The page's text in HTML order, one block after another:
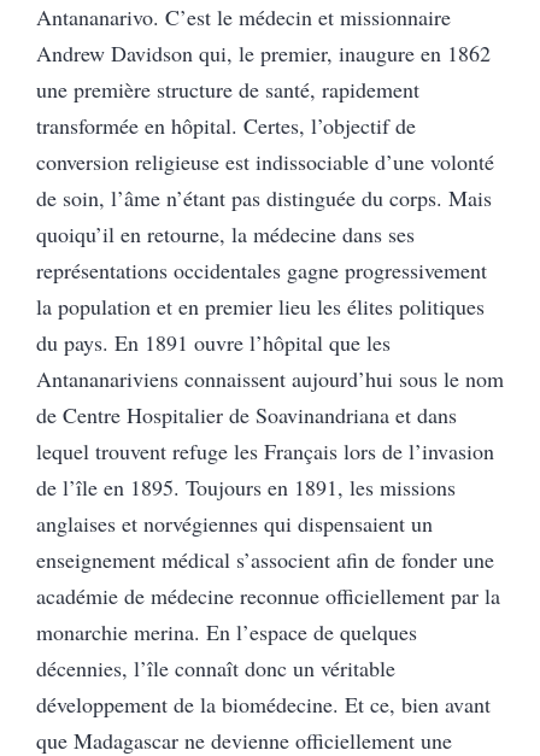
Antananarivo. C’est le médecin et missionnaire
Andrew Davidson qui, le premier, inaugure en 1862
une première structure de santé, rapidement
transformée en hôpital. Certes, l’objectif de
conversion religieuse est indissociable d’une volonté
de soin, l’âme n’étant pas distinguée du corps. Mais
quoiqu’il en retourne, la médecine dans ses
représentations occidentales gagne progressivement
la population et en premier lieu les élites politiques
du pays. En 1891 ouvre l’hôpital que les
Antananariviens connaissent aujourd’hui sous le nom
de Centre Hospitalier de Soavinandriana et dans
lequel trouvent refuge les Français lors de l’invasion
de l’île en 1895. Toujours en 1891, les missions
anglaises et norvégiennes qui dispensaient un
enseignement médical s’associent afin de fonder une
académie de médecine reconnue officiellement par la
monarchie merina. En l’espace de quelques
décennies, l’île connaît donc un véritable
développement de la biomédecine. Et ce, bien avant
que Madagascar ne devienne officiellement une